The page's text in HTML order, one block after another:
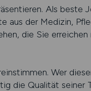
Als beste
aus der Medizin,
die Sie
Wer
die Qualität seiner